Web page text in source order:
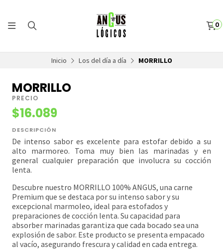
0
Inicio Los del día a día MORRILLO
MORRILLO
PRECIO
$16.089
DESCRIPCIÓN
De intenso sabor es excelente para estofar debido a su
alto marmoreo. Toma muy bien las marinadas y en
general cualquier preparación que involucra su cocción
lenta.
Descubre nuestro MORRILLO 100% ANGUS, una carne
Premium que se destaca por su intenso sabor y su
excepcional marmoleo, ideal para estofados y
preparaciones de cocción lenta. Su capacidad para
absorber marinadas garantiza que cada bocado sea una
explosión de sabor. Este producto se presenta empacado
al vacío, asegurando frescura y calidad en cada entrega.